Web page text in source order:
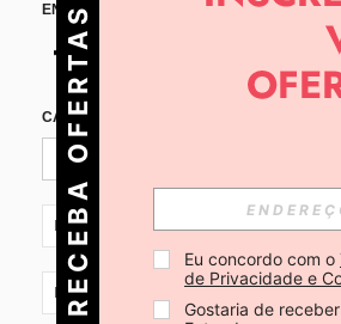
ENCONTRE-NOS EM
CADASTRE-SE PARA RECEBER NOTÍCIAS
PT + 351
PT + 351
R
E
C
E
B
A
O
E
R
T
A
S
D
I
Á Eu concordo com o
de Privacidade e
Gostaria de